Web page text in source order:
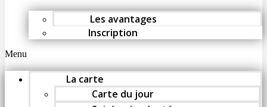
Les avantages
Inscription
Menu
La carte
Carte du jour